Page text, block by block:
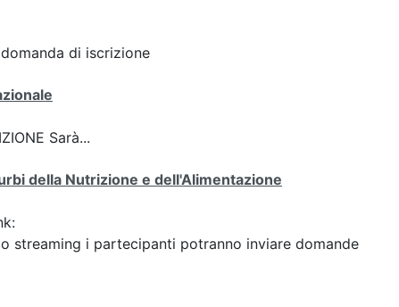
di iscrizione
Sarà...
della Nutrizione e dell'Alimentazione
streaming i partecipanti potranno inviare domande